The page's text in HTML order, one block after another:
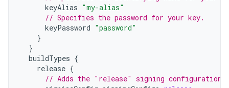
keyAlias "my-alias"
// Specifies the password for your key.
keyPassword "password"
}
}
buildTypes {
release {
// Adds the "release" signing configuration